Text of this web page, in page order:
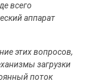
всего
аппарат
этих вопросов,
загрузки
поток